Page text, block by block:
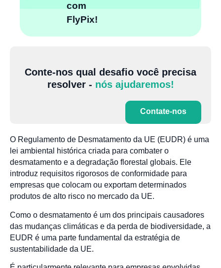
com
FlyPix!
Conte-nos qual desafio você precisa
resolver - nós ajudaremos!
Contate-nos
O Regulamento de Desmatamento da UE (EUDR) é uma
lei ambiental histórica criada para combater o
desmatamento e a degradação florestal globais. Ele
introduz requisitos rigorosos de conformidade para
empresas que colocam ou exportam determinados
produtos de alto risco no mercado da UE.
Como o desmatamento é um dos principais causadores
das mudanças climáticas e da perda de biodiversidade, a
EUDR é uma parte fundamental da estratégia de
sustentabilidade da UE.